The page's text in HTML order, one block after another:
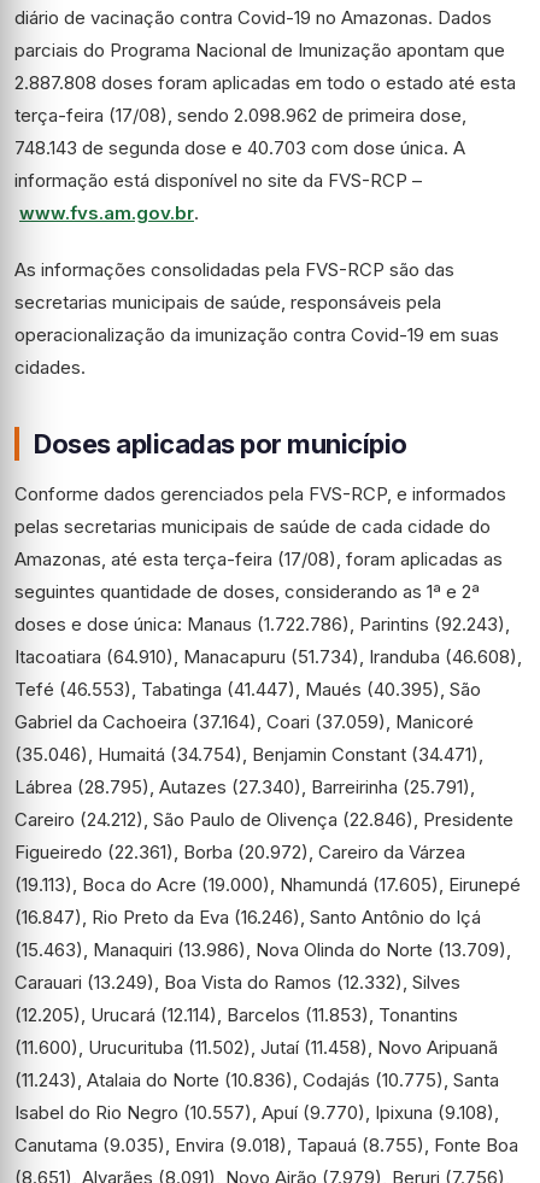
diário de vacinação contra Covid-19 no Amazonas. Dados
parciais do Programa Nacional de Imunização apontam que
2.887.808 doses foram aplicadas em todo o estado até esta
terça-feira (17/08), sendo 2.098.962 de primeira dose,
748.143 de segunda dose e 40.703 com dose única. A
informação está disponível no site da FVS-RCP –
www.fvs.am.gov.br.
As informações consolidadas pela FVS-RCP são das
secretarias municipais de saúde, responsáveis pela
operacionalização da imunização contra Covid-19 em suas
cidades.
Doses aplicadas por município
Conforme dados gerenciados pela FVS-RCP, e informados
pelas secretarias municipais de saúde de cada cidade do
Amazonas, até esta terça-feira (17/08), foram aplicadas as
seguintes quantidade de doses, considerando as 1ª e 2ª
doses e dose única: Manaus (1.722.786), Parintins (92.243),
Itacoatiara (64.910), Manacapuru (51.734), Iranduba (46.608),
Tefé (46.553), Tabatinga (41.447), Maués (40.395), São
Gabriel da Cachoeira (37.164), Coari (37.059), Manicoré
(35.046), Humaitá (34.754), Benjamin Constant (34.471),
Lábrea (28.795), Autazes (27.340), Barreirinha (25.791),
Careiro (24.212), São Paulo de Olivença (22.846), Presidente
Figueiredo (22.361), Borba (20.972), Careiro da Várzea
(19.113), Boca do Acre (19.000), Nhamundá (17.605), Eirunepé
(16.847), Rio Preto da Eva (16.246), Santo Antônio do Içá
(15.463), Manaquiri (13.986), Nova Olinda do Norte (13.709),
Carauari (13.249), Boa Vista do Ramos (12.332), Silves
(12.205), Urucará (12.114), Barcelos (11.853), Tonantins
(11.600), Urucurituba (11.502), Jutaí (11.458), Novo Aripuanã
(11.243), Atalaia do Norte (10.836), Codajás (10.775), Santa
Isabel do Rio Negro (10.557), Apuí (9.770), Ipixuna (9.108),
Canutama (9.035), Envira (9.018), Tapauá (8.755), Fonte Boa
(8.651), Alvarães (8.091), Novo Airão (7.979), Beruri (7.756),